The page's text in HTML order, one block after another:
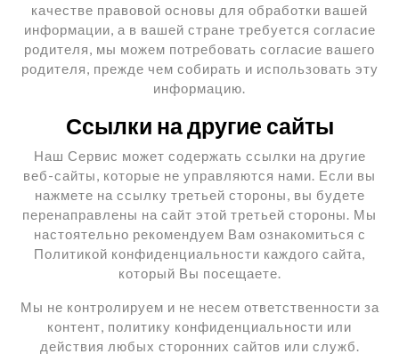
качестве правовой основы для обработки вашей
информации, а в вашей стране требуется согласие
родителя, мы можем потребовать согласие вашего
родителя, прежде чем собирать и использовать эту
информацию.
Ссылки на другие сайты
Наш Сервис может содержать ссылки на другие
веб-сайты, которые не управляются нами. Если вы
нажмете на ссылку третьей стороны, вы будете
перенаправлены на сайт этой третьей стороны. Мы
настоятельно рекомендуем Вам ознакомиться с
Политикой конфиденциальности каждого сайта,
который Вы посещаете.
Мы не контролируем и не несем ответственности за
контент, политику конфиденциальности или
действия любых сторонних сайтов или служб.